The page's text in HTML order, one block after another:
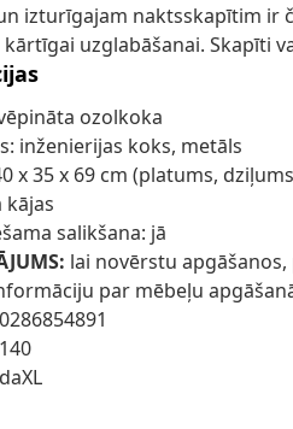
izturīgajam naktsskapītim ir
uzglabāšanai. Skapīti
ozolkoka
inženierijas koks, metāls
x 35 x 69 cm (platums,
kājas
salikšana: jā
lai novērstu
par mēbeļu